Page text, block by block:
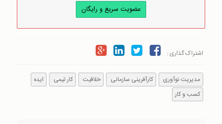
عضویت سریع و رایگان
اشتراک گذاری :
مدیریت نوآوری کارآفرینی سازمانی خلاقیت کار تیمی
ایده
کسب و کار